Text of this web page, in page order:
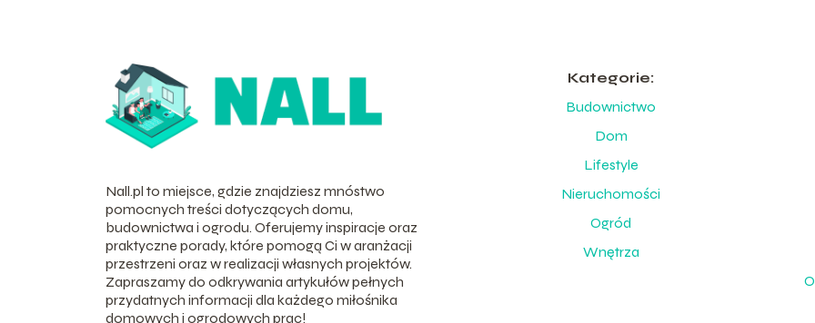
Nall.pl to miejsce, gdzie znajdziesz mnóstwo
pomocnych treści dotyczących domu,
budownictwa i ogrodu. Oferujemy inspiracje oraz
praktyczne porady, które pomogą Ci w aranżacji
przestrzeni oraz w realizacji własnych projektów.
Zapraszamy do odkrywania artykułów pełnych
przydatnych informacji dla każdego miłośnika
domowych i ogrodowych prac!
Kategorie:
Budownictwo
Dom
Lifestyle
Nieruchomości
Ogród
Wnętrza